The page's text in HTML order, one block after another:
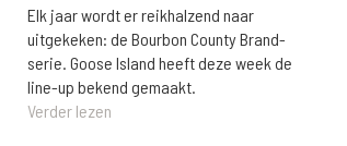
Elk jaar wordt er reikhalzend naar
uitgekeken: de Bourbon County Brand-
serie. Goose Island heeft deze week de
line-up bekend gemaakt.
Verder lezen